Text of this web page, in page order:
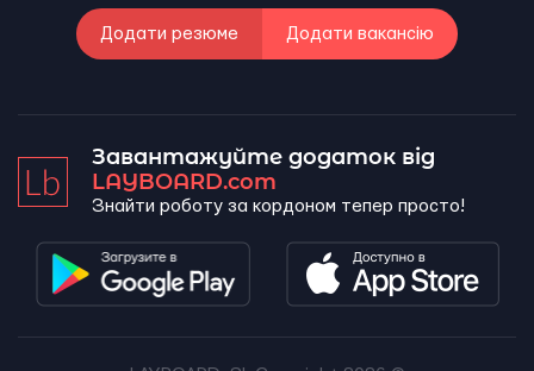
Додати резюме Додати вакансію
Завантажуйте додаток від
LAYBOARD.com
Знайти роботу за кордоном тепер просто!